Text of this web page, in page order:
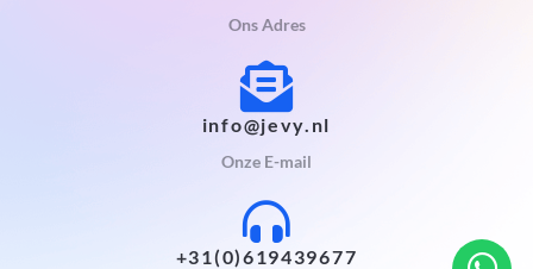
Ons Adres
info@jevy.nl
Onze E-mail
+31(0)619439677